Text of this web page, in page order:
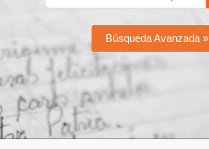
Búsqueda Avanzada »